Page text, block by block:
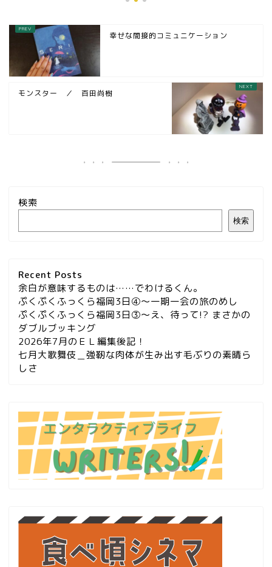
幸せな間接的コミュニケーション
モンスター ／ 百田尚樹
検索
検索
Recent Posts
余白が意味するものは……でわけるくん。
ぷくぷくふっくら福岡3日④～一期一会の旅のめし
ぷくぷくふっくら福岡3日③～え、待って!? まさかの
ダブルブッキング
2026年7月のＥＬ編集後記！
七月大歌舞伎＿強靭な肉体が生み出す毛ぶりの素晴ら
しさ